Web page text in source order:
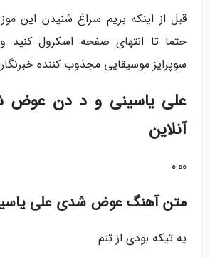
قبل از اینکه بریم سراغ شنیدن این
حتما تا انتهای صفحه اسکرول کنید
سوپرایز موسیقایی مجذوب کننده
علی یاسینی و د دن
آنلاین
0:00
متن آهنگ عوض شدی علی
یه تیکه بودی از تنم